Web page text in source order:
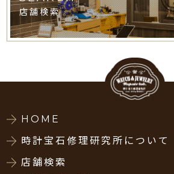
店舗検索
HOME
時計宝石修理研究所について
店舗検索